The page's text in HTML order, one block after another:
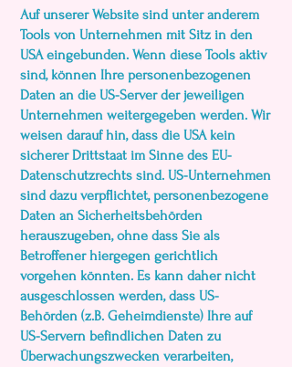
Auf unserer Website sind unter anderem
Tools von Unternehmen mit Sitz in den
USA eingebunden. Wenn diese Tools aktiv
sind, können Ihre personenbezogenen
Daten an die US-Server der jeweiligen
Unternehmen weitergegeben werden. Wir
weisen darauf hin, dass die USA kein
sicherer Drittstaat im Sinne des EU-
Datenschutzrechts sind. US-Unternehmen
sind dazu verpflichtet, personenbezogene
Daten an Sicherheitsbehörden
herauszugeben, ohne dass Sie als
Betroffener hiergegen gerichtlich
vorgehen könnten. Es kann daher nicht
ausgeschlossen werden, dass US-
Behörden (z.B. Geheimdienste) Ihre auf
US-Servern befindlichen Daten zu
Überwachungszwecken verarbeiten,